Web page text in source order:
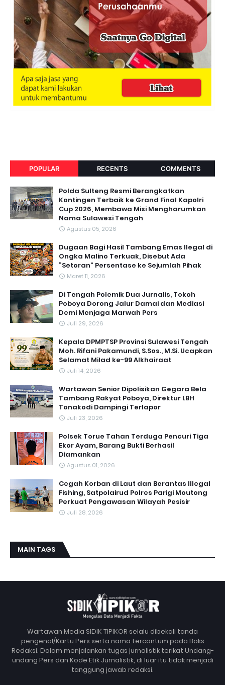
POPULAR RECENTS COMMENTS
Polda Sulteng Resmi Berangkatkan
Kontingen Terbaik ke Grand Final Kapolri
Cup 2026, Membawa Misi Mengharumkan
Nama Sulawesi Tengah
Agustus 05, 2026
Dugaan Bagi Hasil Tambang Emas Ilegal di
Ongka Malino Terkuak, Disebut Ada
“Setoran” Persentase ke Sejumlah Pihak
Maret 11, 2026
Di Tengah Polemik Dua Jurnalis, Tokoh
Poboya Dorong Jalur Damai dan Mediasi
Demi Menjaga Marwah Pers
Juli 29, 2026
Kepala DPMPTSP Provinsi Sulawesi Tengah
Moh. Rifani Pakamundi, S.Sos., M.Si. Ucapkan
Selamat Milad ke-99 Alkhairaat
Juli 14, 2026
‎Wartawan Senior Dipolisikan Gegara Bela
Tambang Rakyat Poboya, Direktur LBH
Tonakodi Dampingi Terlapor
Juli 23, 2026
Polsek Torue Tahan Terduga Pencuri Tiga
Ekor Ayam, Barang Bukti Berhasil
Diamankan
Agustus 01, 2026
Cegah Korban di Laut dan Berantas Illegal
Fishing, Satpolairud Polres Parigi Moutong
Perkuat Pengawasan Wilayah Pesisir
Juli 28, 2026
MAIN TAGS
Wartawan Media SIDIK TIPIKOR selalu dibekali tanda
pengenal/Kartu Pers serta nama tercantum pada Boks
Redaksi. Dalam menjalankan tugas jurnalistik terikat Undang-
undang Pers dan Kode Etik Jurnalistik, di luar itu tidak menjadi
tanggung jawab redaksi.